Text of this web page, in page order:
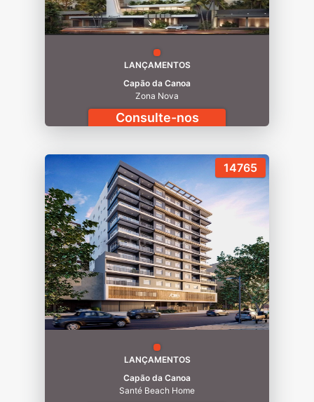
LANÇAMENTOS
Capão da Canoa
Zona Nova
Consulte-nos
14765
LANÇAMENTOS
Capão da Canoa
Santé Beach Home